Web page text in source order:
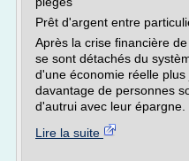
Prêt d'argent entre
Après la crise financière
se sont détachés du
d'une économie réelle plus
davantage de personnes
d'autrui avec leur épargne.
Lire la suite